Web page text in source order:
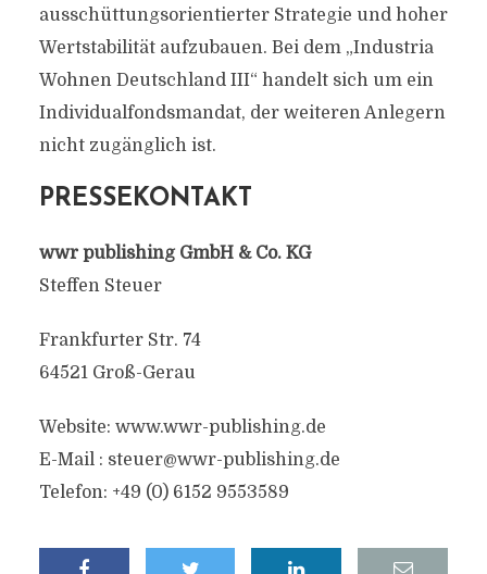
ausschüttungsorientierter Strategie und hoher
Wertstabilität aufzubauen. Bei dem „Industria
Wohnen Deutschland III“ handelt sich um ein
Individualfondsmandat, der weiteren Anlegern
nicht zugänglich ist.
PRESSEKONTAKT
wwr publishing GmbH & Co. KG
Steffen Steuer
Frankfurter Str. 74
64521 Groß-Gerau
Website: www.wwr-publishing.de
E-Mail : steuer@wwr-publishing.de
Telefon: +49 (0) 6152 9553589